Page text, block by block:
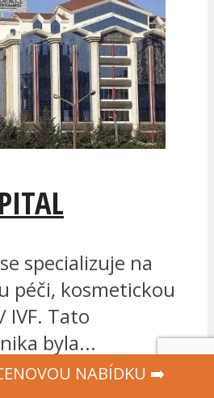
specializuje na
péči, kosmetickou
IVF. Tato
byla...
NABÍDKU ➡️